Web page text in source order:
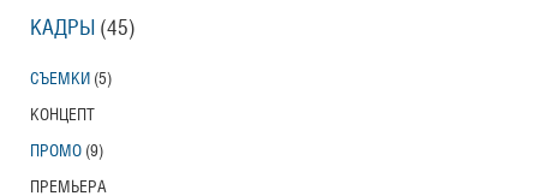
КАДРЫ (45)
СЪЕМКИ (5)
КОНЦЕПТ
ПРОМО (9)
ПРЕМЬЕРА